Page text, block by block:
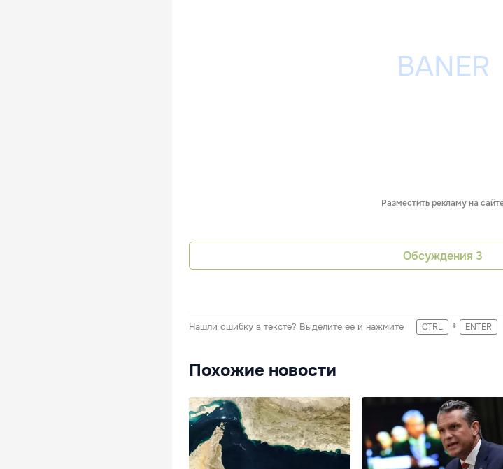
Разместить рекламу на
Обсуждения 3
Нашли ошибку в тексте? Выделите ее и нажмите CTRL + ENTER
Похожие новости